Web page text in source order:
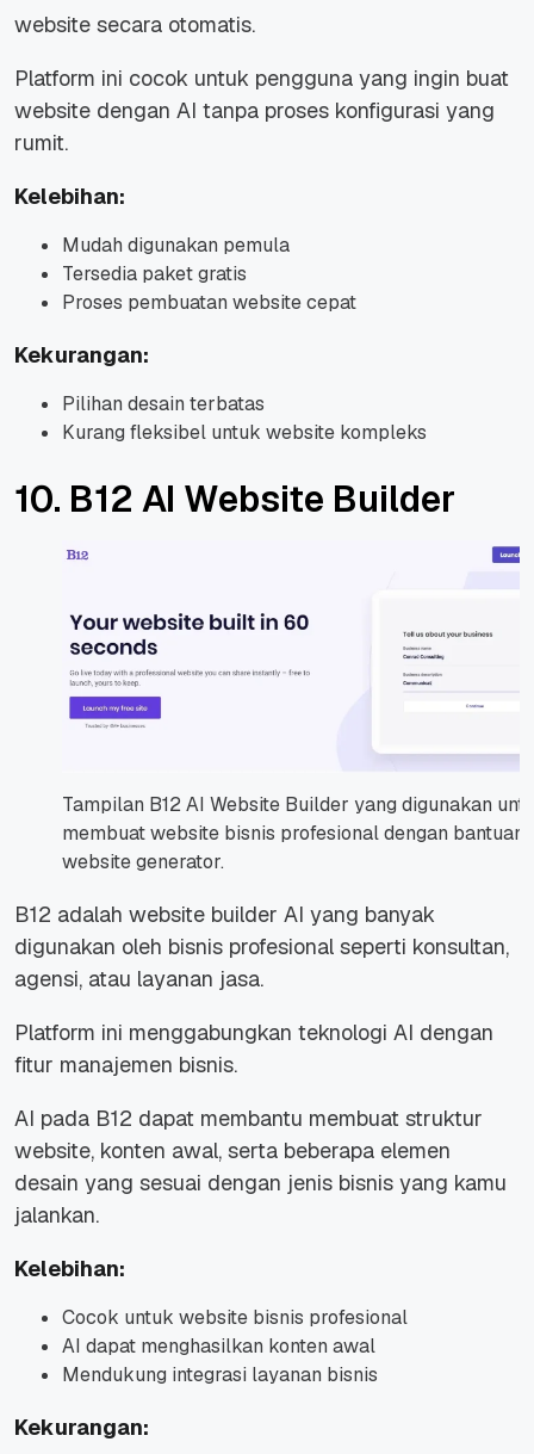
website secara otomatis.
Platform ini cocok untuk pengguna yang ingin buat
website dengan AI tanpa proses konfigurasi yang
rumit.
Kelebihan:
Mudah digunakan pemula
Tersedia paket gratis
Proses pembuatan website cepat
Kekurangan:
Pilihan desain terbatas
Kurang fleksibel untuk website kompleks
10. B12 AI Website Builder
Tampilan B12 AI Website Builder yang digunakan
membuat website bisnis profesional dengan bantuan
website generator.
B12 adalah website builder AI yang banyak
digunakan oleh bisnis profesional seperti konsultan,
agensi, atau layanan jasa.
Platform ini menggabungkan teknologi AI dengan
fitur manajemen bisnis.
AI pada B12 dapat membantu membuat struktur
website, konten awal, serta beberapa elemen
desain yang sesuai dengan jenis bisnis yang kamu
jalankan.
Kelebihan:
Cocok untuk website bisnis profesional
AI dapat menghasilkan konten awal
Mendukung integrasi layanan bisnis
Kekurangan: